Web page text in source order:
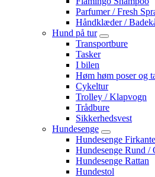
Parfumer / Fresh
Håndklæder /
Hund på tur
Transportbure
Tasker
I bilen
Høm høm poser og
Cykeltur
Trolley / Klapvogn
Trådbure
Sikkerhedsvest
Hundesenge
Hundesenge
Hundesenge Rund /
Hundesenge Rattan
Hundestol